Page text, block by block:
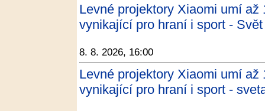
Levné projektory Xiaomi umí až
vynikající pro hraní i sport -
8. 8. 2026, 16:00
Levné projektory Xiaomi umí až
vynikající pro hraní i sport -